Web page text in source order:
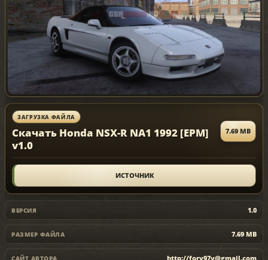
ЗАГРУЗКА ФАЙЛА
Скачать Honda NSX-R NA1 1992 [EPM]
v1.0
7.69 MB
ИСТОЧНИК
ВЕРСИЯ 1.0
РАЗМЕР ФАЙЛА 7.69 MB
САЙТ АВТОРА http://fory97y@gmail.com